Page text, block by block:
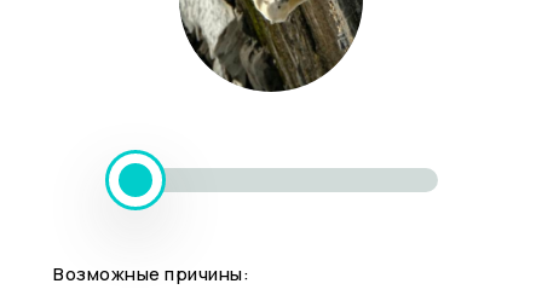
Возможные причины: